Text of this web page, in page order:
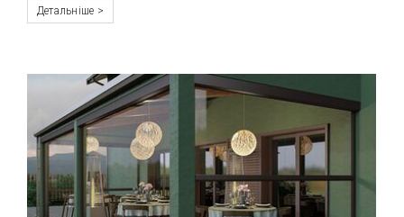
Детальніше